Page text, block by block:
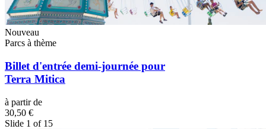
Nouveau
Parcs à thème
Billet d'entrée demi-journée pour
Terra Mitica
à partir de
30,50 €
Slide 1 of 15